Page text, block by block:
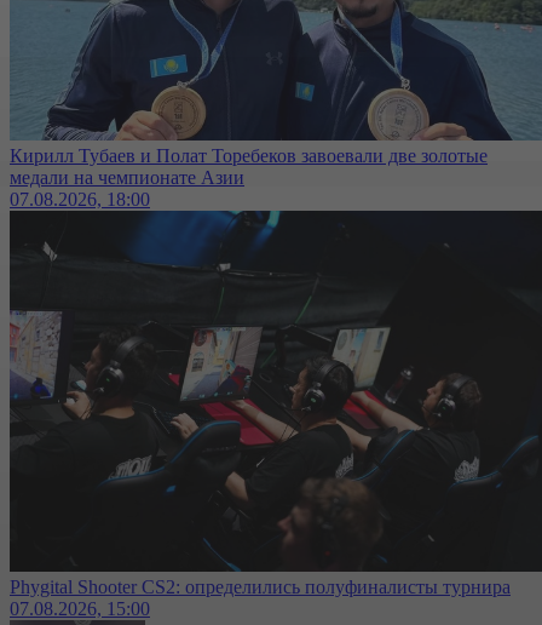
Кирилл Тубаев и Полат Торебеков завоевали две золотые
медали на чемпионате Азии
07.08.2026, 18:00
Phygital Shooter CS2: определились полуфиналисты турнира
07.08.2026, 15:00